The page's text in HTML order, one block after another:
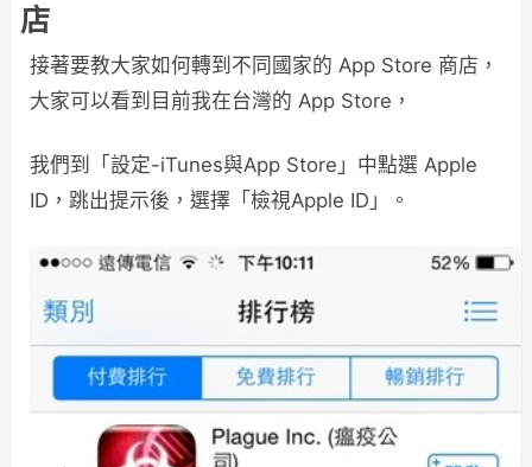
店
接著要教大家如何轉到不同國家的 App Store 商店，
大家可以看到目前我在台灣的 App Store，
我們到「設定-iTunes與App Store」中點選 Apple
ID，跳出提示後，選擇「檢視Apple ID」。